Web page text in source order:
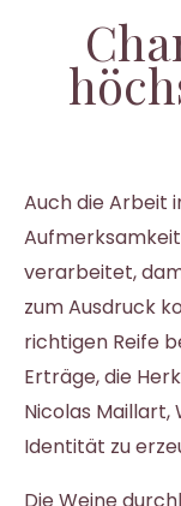
Auch die Arbeit
verarbeitet,
zum Ausdruck
richtigen Reife
Erträge, die
Nicolas
Identität zu
Die Weine